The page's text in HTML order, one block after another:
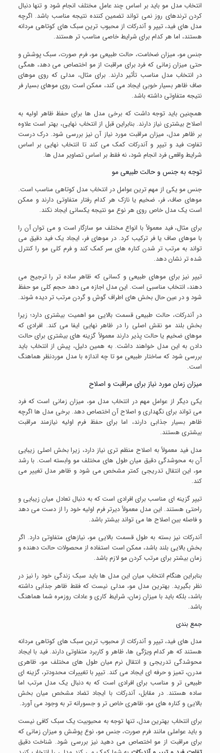
انتخاب مدل مو باید بر اساس چند عامل مختلف انجام شود و تنها دنبال
کردن ترندهای روز نمی تواند تضمین کننده نتیجه مناسب باشد. اگرچه
مدل های فید، تیپر و آندرکات از محبوب ترین سبک های کوتاهی مردانه
هستند، اما هر کدام برای شرایط خاصی مناسب تر هستند.
جنس مو، میزان ضخامت، حالت طبیعی مو، فرم صورت، سبک پوشش و
حتی میزان زمانی که فرد برای مراقبت از مو اختصاص می دهد، همگی
در انتخاب مدل مناسب تأثیر دارند. برای مثال، مدلی که روی موهای
صاف ظاهر بسیار خوبی ایجاد می کند، ممکن است روی موهای بسیار فر
نتیجه متفاوتی داشته باشد.
همچنین باید توجه داشت که برخی مدل ها برای حفظ ظاهر اولیه به
اصلاح بیشتری نیاز دارند. بنابراین قبل از انتخاب نهایی، بهتر است علاوه
بر ظاهر مدل، میزان مراقبت مورد نیاز آن نیز بررسی شود. درک درست
تفاوت فید و تیپر و آندرکات کمک می کند تا انتخاب نهایی بر اساس
شرایط واقعی فرد انجام شود، نه فقط بر اساس تصاویر مدل ها.
توجه به جنس و حالت طبیعی مو
جنس مو یکی از مهم ترین عوامل در انتخاب مدل کوتاهی مناسب است.
موهای صاف، فر، ضخیم یا نازک هر کدام رفتار متفاوتی دارند و ممکن
است یک مدل خاص روی هر نوع مو نتیجه یکسانی ایجاد نکند.
برای مثال، فید معمولاً با انواع مختلف مو سازگار است و می توان آن را
با موهای صاف یا فر ترکیب کرد. در موهای فر، ایجاد یک فید دقیق می
تواند به مرتب تر شدن کناره های سر کمک کند و فرم کلی مو را کنترل
شده تر نشان دهد.
تیپر نیز برای موهای طبیعی و کسانی که ظاهر ساده تر را ترجیح می
دهند، انتخاب مناسبی است. این مدل اجازه می دهد حجم کلی مو حفظ
شود و در عین حال بخش های اطراف گوش و گردن مرتب تر دیده شوند.
در آندرکات، حالت طبیعی قسمت بالایی مو اهمیت بیشتری دارد؛ زیرا
بخش بلند مو نقش اصلی را در ظاهر نهایی ایفا می کند. افرادی که
موهای ضخیم یا حالت پذیر دارند معمولاً گزینه های بیشتری برای حالت
دادن به این مدل خواهند داشت. به همین دلیل، پیش از انتخاب باید
بررسی شود که ساختار طبیعی مو تا چه اندازه با مدل موردنظر هماهنگ
است.
میزان زمان مورد نیاز برای مراقبت و اصلاح
یکی دیگر از عوامل مهم در انتخاب مدل مو، میزان زمانی است که فرد
می تواند برای نگهداری و اصلاح آن اختصاص دهد. برخی مدل ها اگرچه
ظاهر بسیار جذابی دارند، اما برای حفظ فرم اولیه نیازمند مراقبت
بیشتری هستند.
مدل فید معمولاً به اصلاح منظم تری نیاز دارد، زیرا بخش اصلی زیبایی
آن به محوشدگی دقیق میان طول های مختلف مو وابسته است. با رشد
مو، این انتقال تدریجی کمتر مشخص می شود و ظاهر مدل تغییر می
کند.
تیپر گزینه ای مناسب برای افرادی است که به دنبال تعادل میان زیبایی و
راحتی هستند. این مدل معمولاً دیرتر فرم اولیه خود را از دست می دهد
و فاصله بین اصلاح ها می تواند بیشتر باشد.
آندرکات نیز بسته به طول قسمت بالایی مو، نیازهای متفاوتی دارد. اگر
بخش بالایی بلند باشد، ممکن است استفاده از محصولات حالت دهنده و
زمان بیشتر برای مرتب کردن مو لازم باشد.
بنابراین هنگام انتخاب میان این مدل ها باید سبک زندگی خود را نیز در
نظر بگیرید. بهترین مدل مو، مدلی نیست که فقط ظاهر جذابی داشته
باشد، بلکه باید با میزان زمان، شرایط کاری و عادات روزمره شما هماهنگ
باشد.
جمع بندی
مدل های فید، تیپر و آندرکات از محبوب ترین سبک های کوتاهی مردانه
هستند که هر کدام ویژگی ها، ظاهر و کاربرد متفاوتی دارند. فید با ایجاد
محوشدگی تدریجی و انتقال نرم میان طول های مختلف مو، ظاهری
مدرن، تمیز و حرفه ای ایجاد می کند. تیپر با تغییرات محدودتر، گزینه ای
طبیعی تر و مناسب برای افرادی است که به دنبال یک مدل مرتب اما
ساده هستند. در مقابل، آندرکات با ایجاد تضاد مشخص میان بخش
بالایی و کناره های مو، ظاهری خاص تر و جسورانه تر به وجود می آورد.
برای انتخاب بهترین مدل، تنها توجه به محبوبیت یک سبک کافی نیست
و باید عواملی مانند فرم صورت، جنس مو، نوع پوشش و میزان زمانی که
برای مراقبت از مو اختصاص می دهید نیز بررسی شود. شناخت دقیق